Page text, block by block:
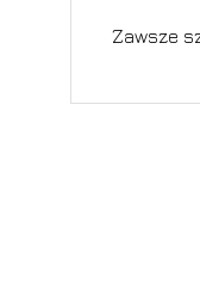
Zawsze